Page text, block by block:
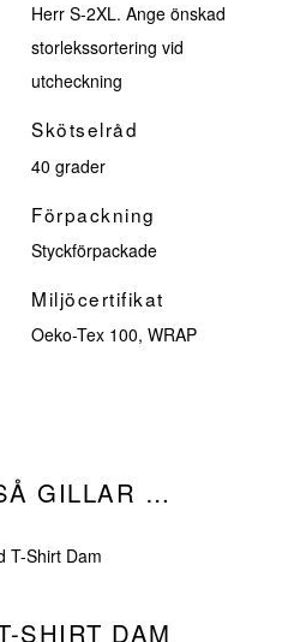
Herr S-2XL. Ange önskad
storlekssortering vid
utcheckning
Skötselråd
40 grader
Förpackning
Styckförpackade
Miljöcertifikat
Oeko-Tex 100, WRAP
GILLAR …
SHIRT DAM